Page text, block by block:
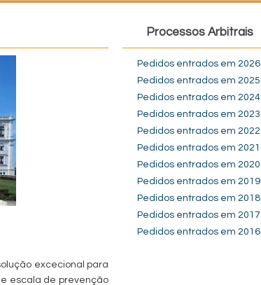
excecional para
escala de prevenção
Processos Arbitrais
Pedidos entrados em 2026
Pedidos entrados em 2025
Pedidos entrados em 2024
Pedidos entrados em 2023
Pedidos entrados em 2022
Pedidos entrados em 2021
Pedidos entrados em 2020
Pedidos entrados em 2019
Pedidos entrados em 2018
Pedidos entrados em 2017
Pedidos entrados em 2016